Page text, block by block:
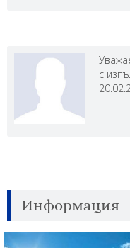
с
Информация